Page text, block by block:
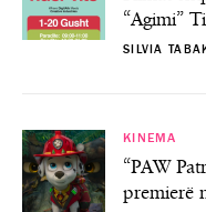
“Agimi”
SILVIA
KINEMA
“PAW
premierë